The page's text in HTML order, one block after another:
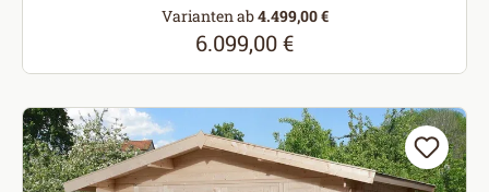
Varianten ab4.499,00 €
Regulärer Preis:
6.099,00 €